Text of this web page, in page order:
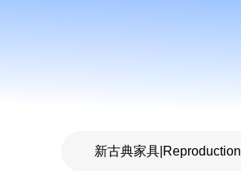
新古典家具|Reproduction